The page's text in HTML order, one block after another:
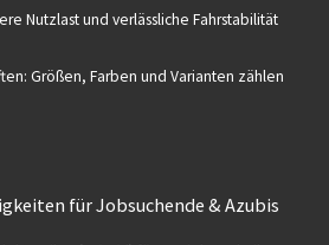
Nutzlast und verlässliche Fahrstabilität
Größen, Farben und Varianten zählen
für Jobsuchende & Azubis